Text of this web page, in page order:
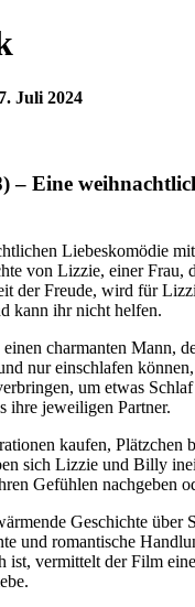
Juli 2024
– Eine
Liebeskomödie
von Lizzie, einer Frau,
der Freude, wird für
kann ihr nicht helfen.
charmanten Mann,
nur einschlafen
um etwas
ihre jeweiligen Partner.
kaufen,
sich Lizzie und Billy
Gefühlen nachgeben
Geschichte
und romantische
ist, vermittelt der Film